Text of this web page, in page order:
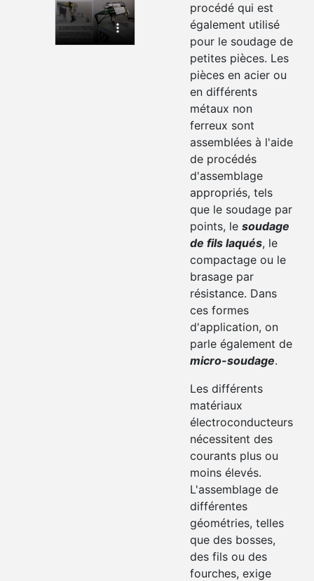
procédé qui est
également utilisé
pour le soudage de
petites pièces. Les
pièces en acier ou
en différents
métaux non
ferreux sont
assemblées à l'aide
de procédés
d'assemblage
appropriés, tels
que le soudage par
points, le soudage
de fils laqués, le
compactage ou le
brasage par
résistance. Dans
ces formes
d'application, on
parle également de
micro-soudage.
Les différents
matériaux
électroconducteurs
nécessitent des
courants plus ou
moins élevés.
L'assemblage de
différentes
géométries, telles
que des bosses,
des fils ou des
fourches, exige